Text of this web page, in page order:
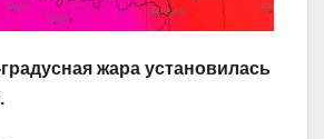
жара установилась